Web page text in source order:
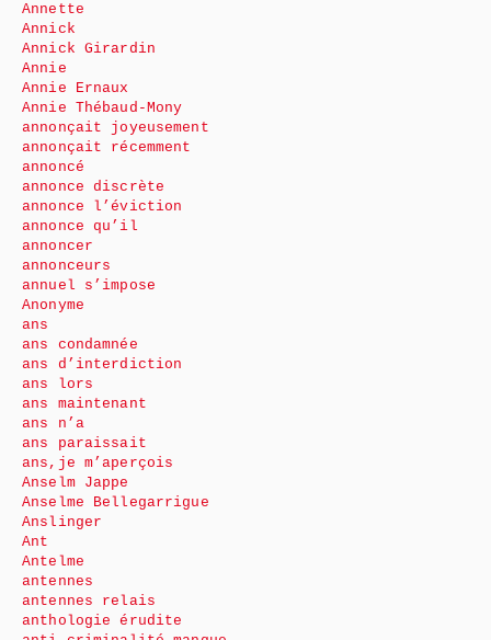
Annette
Annick
Annick Girardin
Annie
Annie Ernaux
Annie Thébaud-Mony
annonçait joyeusement
annonçait récemment
annoncé
annonce discrète
annonce l’éviction
annonce qu’il
annoncer
annonceurs
annuel s’impose
Anonyme
ans
ans condamnée
ans d’interdiction
ans lors
ans maintenant
ans n’a
ans paraissait
ans,je m’aperçois
Anselm Jappe
Anselme Bellegarrigue
Anslinger
Ant
Antelme
antennes
antennes relais
anthologie érudite